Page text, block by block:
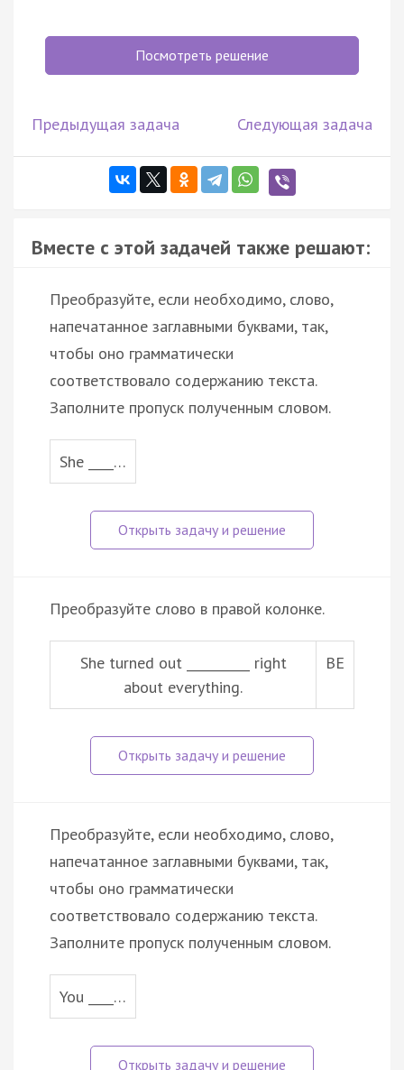
Посмотреть решение
Предыдущая задача Следующая задача
Вместе с этой задачей также решают:
Преобразуйте, если необходимо, слово,
напечатанное заглавными буквами, так,
чтобы оно грамматически
соответствовало содержанию текста.
Заполните пропуск полученным словом.
She ____…
Преобразуйте слово в правой колонке.
She turned out __________ right
about everything.
BE
Преобразуйте, если необходимо, слово,
напечатанное заглавными буквами, так,
чтобы оно грамматически
соответствовало содержанию текста.
Заполните пропуск полученным словом.
You ____…